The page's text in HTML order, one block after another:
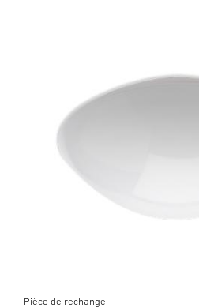
Pièce de rechange